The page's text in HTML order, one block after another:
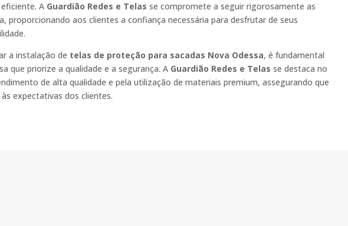
A Guardião Redes e Telas se compromete a seguir rigorosamente as
proporcionando aos clientes a confiança necessária para desfrutar de seus
a instalação de telas de proteção para sacadas Nova Odessa, é fundamental
que priorize a qualidade e a segurança. A Guardião Redes e Telas se destaca no
de alta qualidade e pela utilização de materiais premium, assegurando que
expectativas dos clientes.